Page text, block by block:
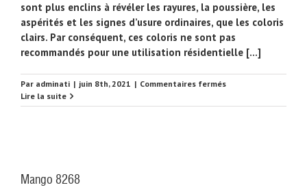
sont plus enclins à révéler les rayures, la poussière, les
aspérités et les signes d’usure ordinaires, que les coloris
clairs. Par conséquent, ces coloris ne sont pas
recommandés pour une utilisation résidentielle [...]
Par adminati | juin 8th, 2021 | Commentaires ferméssur
8280
Lire la suite
Mango 8268